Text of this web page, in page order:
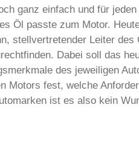
ganz einfach und für
Öl passte zum Motor.
stellvertretender Leiter
Dabei soll das
des jeweiligen
Motors fest, welche
ist es also kein